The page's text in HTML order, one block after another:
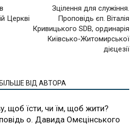
Церкві
Зцілення для служіння.
Проповідь єп. Віталія
Кривицького SDB, ординарія
Київсько-Житомирської
дієцезії
БІЛЬШЕ ВІД АВТОРА
щоб їсти, чи їм, щоб жити?
о. Давида Омєцінського